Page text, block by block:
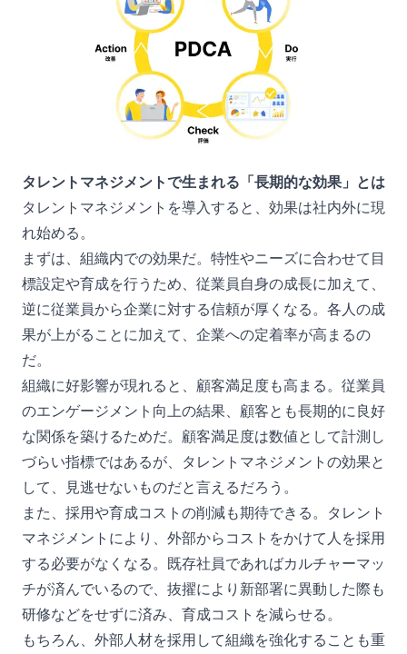
タレントマネジメントで生まれる「長期的な効果」とは
タレントマネジメントを導入すると、効果は社内外に現
れ始める。
まずは、組織内での効果だ。特性やニーズに合わせて目
標設定や育成を行うため、従業員自身の成長に加えて、
逆に従業員から企業に対する信頼が厚くなる。各人の成
果が上がることに加えて、企業への定着率が高まるの
だ。
組織に好影響が現れると、顧客満足度も高まる。従業員
のエンゲージメント向上の結果、顧客とも長期的に良好
な関係を築けるためだ。顧客満足度は数値として計測し
づらい指標ではあるが、タレントマネジメントの効果と
して、見逃せないものだと言えるだろう。
また、採用や育成コストの削減も期待できる。タレント
マネジメントにより、外部からコストをかけて人を採用
する必要がなくなる。既存社員であればカルチャーマッ
チが済んでいるので、抜擢により新部署に異動した際も
研修などをせずに済み、育成コストを減らせる。
もちろん、外部人材を採用して組織を強化することも重